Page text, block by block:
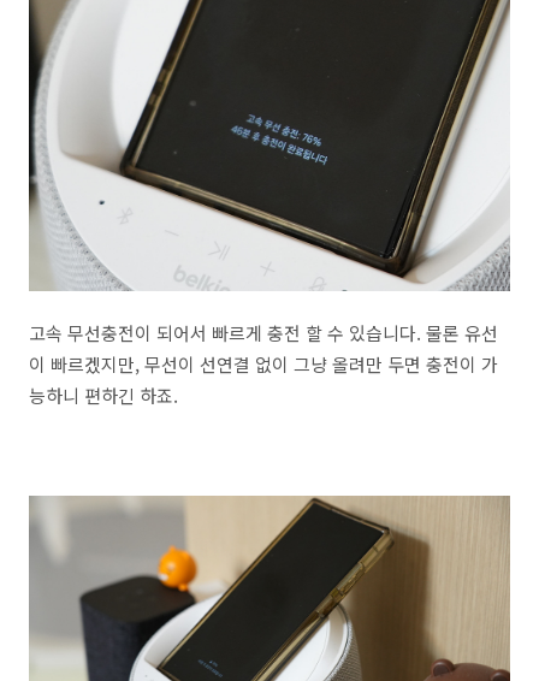
고속 무선충전이 되어서 빠르게 충전 할 수 있습니다. 물론 유선
이 빠르겠지만, 무선이 선연결 없이 그냥 올려만 두면 충전이 가
능하니 편하긴 하죠.